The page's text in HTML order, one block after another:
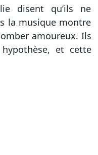
disent qu’ils ne
la musique montre
amoureux. Ils
et cette